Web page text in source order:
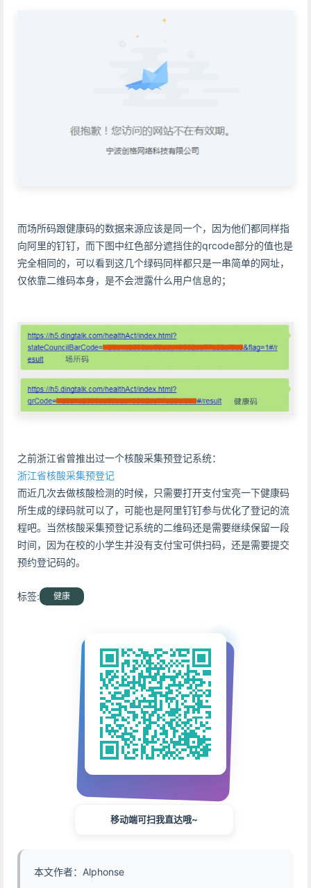
而场所码跟健康码的数据来源应该是同一个，因为他们都同样指
向阿里的钉钉，而下图中红色部分遮挡住的qrcode部分的值也是
完全相同的，可以看到这几个绿码同样都只是一串简单的网址，
仅依靠二维码本身，是不会泄露什么用户信息的；
之前浙江省曾推出过一个核酸采集预登记系统：
浙江省核酸采集预登记
而近几次去做核酸检测的时候，只需要打开支付宝亮一下健康码
所生成的绿码就可以了，可能也是阿里钉钉参与优化了登记的流
程吧。当然核酸采集预登记系统的二维码还是需要继续保留一段
时间，因为在校的小学生并没有支付宝可供扫码，还是需要提交
预约登记码的。
标签: 健康
移动端可扫我直达哦~
本文作者：Alphonse